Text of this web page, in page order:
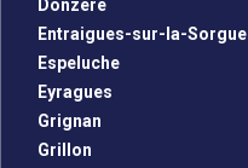
Donzère
Entraigues-sur-la-Sorgue
Espeluche
Eyragues
Grignan
Grillon